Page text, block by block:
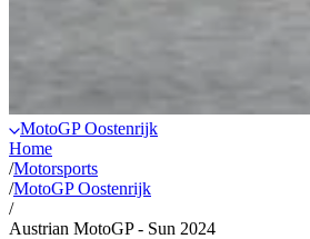
MotoGP Oostenrijk
Home
/Motorsports
/MotoGP Oostenrijk
/
Austrian MotoGP - Sun 2024